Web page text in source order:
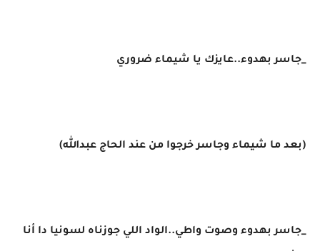
_جاسر بهدوء..عايزك يا شيماء ضروري
(بعد ما شيماء وجاسر خرجوا من عند الحاج عبدالله)
_جاسر بهدوء وصوت واطي..الواد اللي جوزناه لسونيا دا أنا